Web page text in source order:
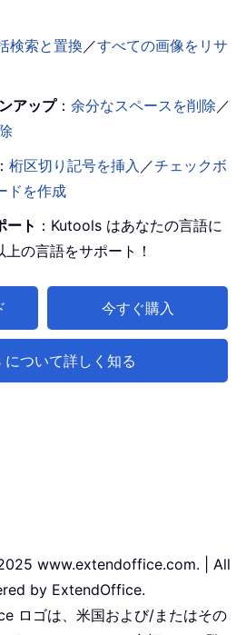
検索と置換 ／すべての画像をリサ
アップ： 余分なスペースを削除 ／
： 桁区切り記号を挿入 ／チェックボ
ドを作成
ート ：Kutools はあなたの言語に
の言語をサポート！
今すぐ購入
ついて詳しく知る
www.extendoffice.com. | All
by ExtendOffice.
ロゴは、米国および/またはその